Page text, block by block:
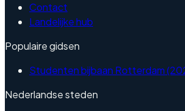
Contact
Landelijke hub
Populaire gidsen
Studenten bijbaan Rotterdam
Nederlandse steden